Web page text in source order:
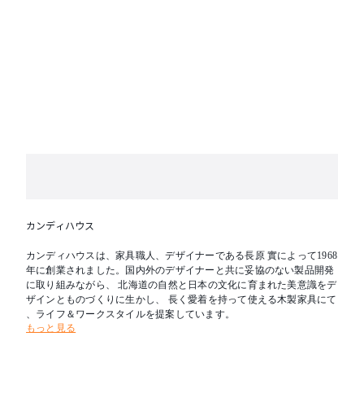
カンディハウス
カンディハウスは、家具職人、デザイナーである長原 實によって1968
年に創業されました。国内外のデザイナーと共に妥協のない製品開発
に取り組みながら、 北海道の自然と日本の文化に育まれた美意識をデ
ザインとものづくりに生かし、 長く愛着を持って使える木製家具にて
、ライフ＆ワークスタイルを提案しています。
もっと見る